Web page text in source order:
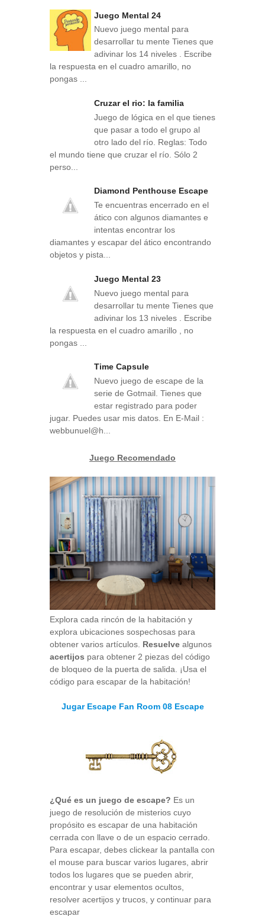
Juego Mental 24
Nuevo juego mental para
desarrollar tu mente Tienes que
adivinar los 14 niveles . Escribe
la respuesta en el cuadro amarillo, no
pongas ...
Cruzar el rio: la familia
Juego de lógica en el que tienes
que pasar a todo el grupo al
otro lado del río. Reglas: Todo
el mundo tiene que cruzar el río. Sólo 2
perso...
Diamond Penthouse Escape
Te encuentras encerrado en el
ático con algunos diamantes e
intentas encontrar los
diamantes y escapar del ático encontrando
objetos y pista...
Juego Mental 23
Nuevo juego mental para
desarrollar tu mente Tienes que
adivinar los 13 niveles . Escribe
la respuesta en el cuadro amarillo , no
pongas ...
Time Capsule
Nuevo juego de escape de la
serie de Gotmail. Tienes que
estar registrado para poder
jugar. Puedes usar mis datos. En E-Mail :
webbunuel@h...
Juego Recomendado
Explora cada rincón de la habitación y
explora ubicaciones sospechosas para
obtener varios artículos. Resuelve algunos
acertijos para obtener 2 piezas del código
de bloqueo de la puerta de salida. ¡Usa el
código para escapar de la habitación!
Jugar Escape Fan Room 08 Escape
¿Qué es un juego de escape? Es un
juego de resolución de misterios cuyo
propósito es escapar de una habitación
cerrada con llave o de un espacio cerrado.
Para escapar, debes clickear la pantalla con
el mouse para buscar varios lugares, abrir
todos los lugares que se pueden abrir,
encontrar y usar elementos ocultos,
resolver acertijos y trucos, y continuar para
escapar